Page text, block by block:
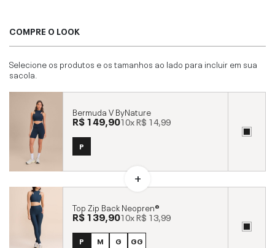
COMPRE O LOOK
Selecione os produtos e os tamanhos ao lado para incluir em sua
sacola.
Bermuda V ByNature
R$ 149,9010xR$ 14,99
P
Top Zip Back Neopren®
R$ 139,9010xR$ 13,99
P M G GG